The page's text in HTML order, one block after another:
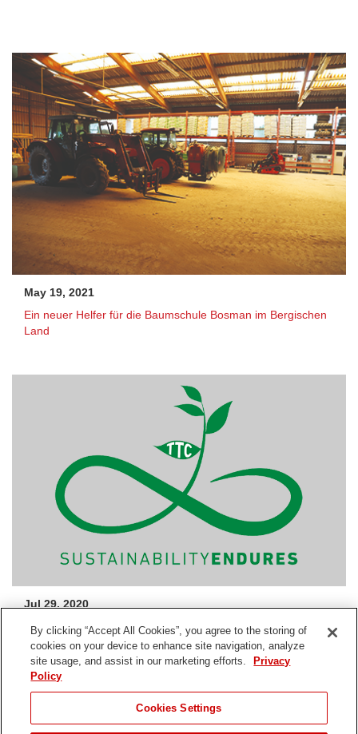
May 19, 2021
Ein neuer Helfer für die Baumschule Bosman im Bergischen
Land
Jul 29, 2020
The Toro Company kündigt die Einführung der Plattform
Sustainability Enduresan
By clicking “Accept All Cookies”, you agree to the storing of
cookies on your device to enhance site navigation, analyze
site usage, and assist in our marketing efforts.
Privacy
Policy
Cookies Settings